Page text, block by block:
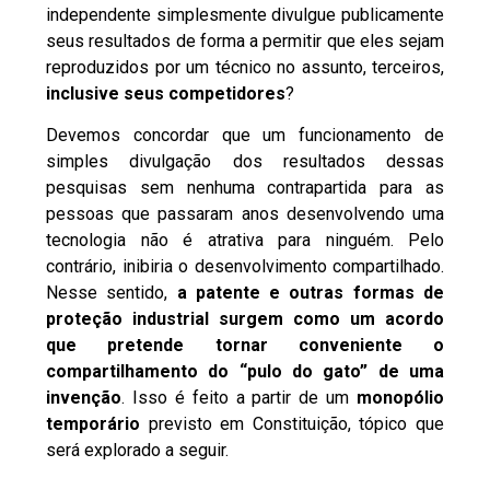
independente simplesmente divulgue publicamente
seus resultados de forma a permitir que eles sejam
reproduzidos por um técnico no assunto, terceiros,
inclusive seus competidores?
Devemos concordar que um funcionamento de
simples divulgação dos resultados dessas
pesquisas sem nenhuma contrapartida para as
pessoas que passaram anos desenvolvendo uma
tecnologia não é atrativa para ninguém. Pelo
contrário, inibiria o desenvolvimento compartilhado.
Nesse sentido, a patente e outras formas de
proteção industrial surgem como um acordo
que pretende tornar conveniente o
compartilhamento do “pulo do gato” de uma
invenção. Isso é feito a partir de um monopólio
temporário previsto em Constituição, tópico que
será explorado a seguir.